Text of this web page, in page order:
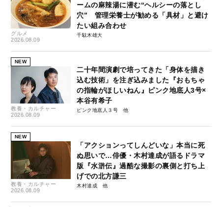
グルメ
2026.08.09
ームの麻辣湯に潜む“ヘルシーの落とし
穴” 管理栄養士が勧める「具材」と避け
たい組み合わせ
千駄木雄大
NEW
教養・カルチャー
2026.08.09
二十年間演劇で培ってきた「身体を描き
込む技術」を注ぎ込みました『おもちゃ
の指輪がほしいねん』ピンク地底人3号×
本谷有希子
ピンク地底人３号
NEW
教養・カルチャー
2026.08.09
「アクションってしんどいな」本当に死
ぬ思いで…俳優・木村達成が語るドラマ
版『水滸伝』過酷な撮影の裏側と打ち上
げでの北方謙三
木村達成